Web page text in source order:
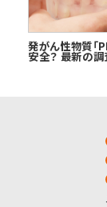
発がん性物質「
安全？ 最新の